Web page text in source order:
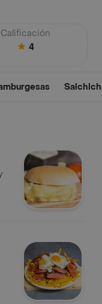
Calificación
4